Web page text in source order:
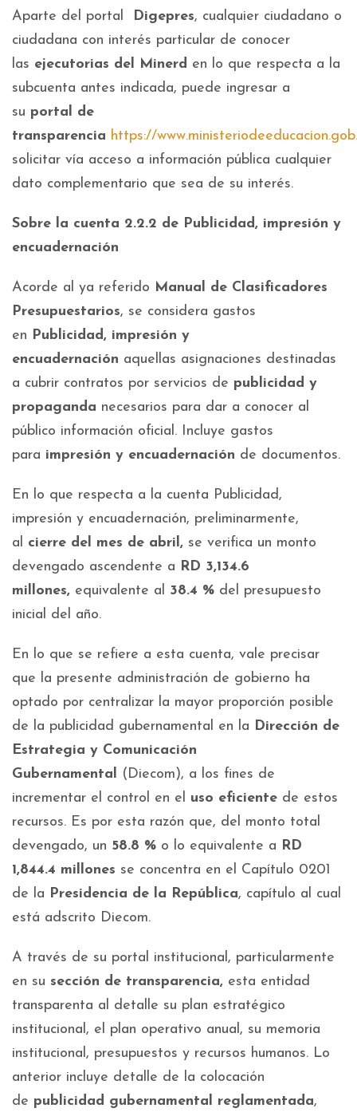
Aparte del portal Digepres, cualquier ciudadano o
ciudadana con interés particular de conocer
las ejecutorias del Minerd en lo que respecta a la
subcuenta antes indicada, puede ingresar a
su portal de
transparencia https://
solicitar vía acceso a información pública cualquier
dato complementario que sea de su interés.
Sobre la cuenta 2.2.2 de Publicidad, impresión y
encuadernación
Acorde al ya referido Manual de Clasificadores
Presupuestarios, se considera gastos
en Publicidad, impresión y
encuadernación aquellas asignaciones destinadas
a cubrir contratos por servicios de publicidad y
propaganda necesarios para dar a conocer al
público información oficial. Incluye gastos
para impresión y encuadernación de documentos.
En lo que respecta a la cuenta Publicidad,
impresión y encuadernación, preliminarmente,
al cierre del mes de abril, se verifica un monto
devengado ascendente a RD 3,134.6
millones, equivalente al 38.4 % del presupuesto
inicial del año.
En lo que se refiere a esta cuenta, vale precisar
que la presente administración de gobierno ha
optado por centralizar la mayor proporción posible
de la publicidad gubernamental en la Dirección de
Estrategia y Comunicación
Gubernamental (Diecom), a los fines de
incrementar el control en el uso eficiente de estos
recursos. Es por esta razón que, del monto total
devengado, un 58.8 % o lo equivalente a RD
1,844.4 millones se concentra en el Capítulo 0201
de la Presidencia de la República, capítulo al cual
está adscrito Diecom.
A través de su portal institucional, particularmente
en su sección de transparencia, esta entidad
transparenta al detalle su plan estratégico
institucional, el plan operativo anual, su memoria
institucional, presupuestos y recursos humanos. Lo
anterior incluye detalle de la colocación
de publicidad gubernamental reglamentada,